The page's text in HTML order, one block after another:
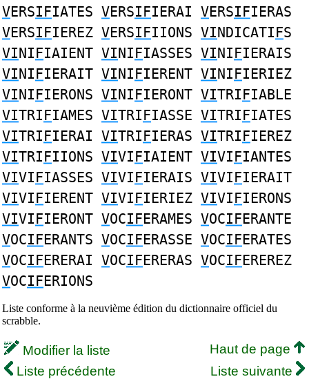
VERSIFIATES VERSIFIERAI VERSIFIERAS
VERSIFIEREZ VERSIFIIONS VINDICATIFS
VINIFIAIENT VINIFIASSES VINIFIERAIS
VINIFIERAIT VINIFIERENT VINIFIERIEZ
VINIFIERONS VINIFIERONT VITRIFIABLE
VITRIFIAMES VITRIFIASSE VITRIFIATES
VITRIFIERAI VITRIFIERAS VITRIFIEREZ
VITRIFIIONS VIVIFIAIENT VIVIFIANTES
VIVIFIASSES VIVIFIERAIS VIVIFIERAIT
VIVIFIERENT VIVIFIERIEZ VIVIFIERONS
VIVIFIERONT VOCIFERAMES VOCIFERANTE
VOCIFERANTS VOCIFERASSE VOCIFERATES
VOCIFERERAI VOCIFERERAS VOCIFEREREZ
VOCIFERIONS
Liste conforme à la neuvième édition du dictionnaire officiel du
scrabble.
Modifier la liste
Haut de page
Liste précédente
Liste suivante